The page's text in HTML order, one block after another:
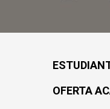
OFERTA